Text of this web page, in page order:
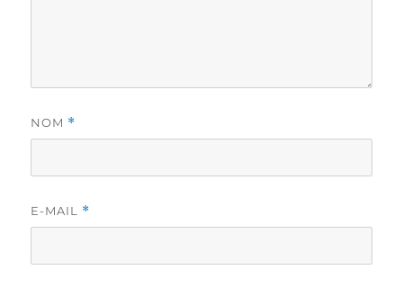
NOM *
E-MAIL *